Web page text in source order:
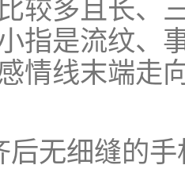
较多且长、
指是流纹、
情线末端走
后无细缝的手